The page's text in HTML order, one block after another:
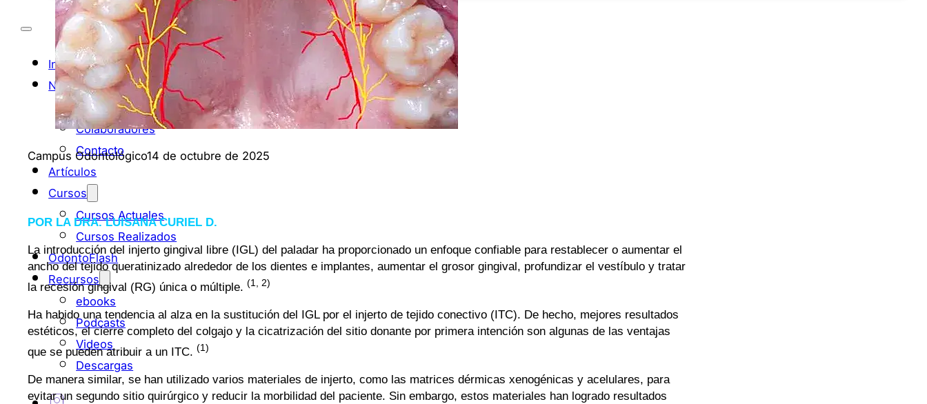
Inicio
Nosotros
¿Quiénes Somos?
Colaboradores
Contacto
Artículos
Cursos
Cursos Actuales
Cursos Realizados
OdontoFlash
Recursos
ebooks
Podcasts
Videos
Descargas
Campus Odontológico14 de octubre de 2025
POR LA DRA. LUISANA CURIEL D.
La introducción del injerto gingival libre (IGL) del paladar ha proporcionado un enfoque confiable para restablecer o aumentar el
ancho del tejido queratinizado alrededor de los dientes e implantes, aumentar el grosor gingival, profundizar el vestíbulo y tratar
la recesión gingival (RG) única o múltiple. (1, 2)
Ha habido una tendencia al alza en la sustitución del IGL por el injerto de tejido conectivo (ITC). De hecho, mejores resultados
estéticos, el cierre completo del colgajo y la cicatrización del sitio donante por primera intención son algunas de las ventajas
que se pueden atribuir a un ITC. (1)
De manera similar, se han utilizado varios materiales de injerto, como las matrices dérmicas xenogénicas y acelulares, para
evitar un segundo sitio quirúrgico y reducir la morbilidad del paciente. Sin embargo, estos materiales han logrado resultados